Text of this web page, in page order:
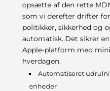
opsætte af den rette
som vi derefter drifter
politikker, sikkerhed og
automatisk. Det sikrer
Apple-platform med
hverdagen.
Automatiseret
enheder